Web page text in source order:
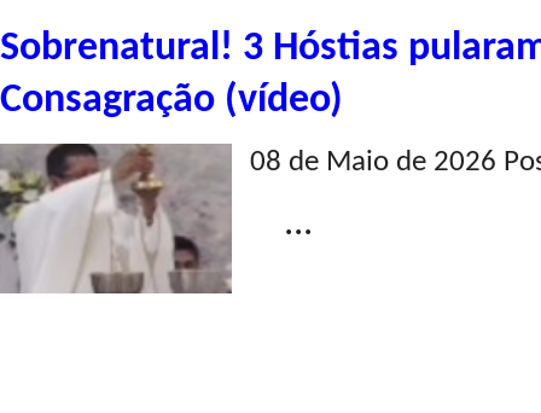
Sobrenatural! 3 Hóstias
Consagração (vídeo)
08 de Maio de 2026
...